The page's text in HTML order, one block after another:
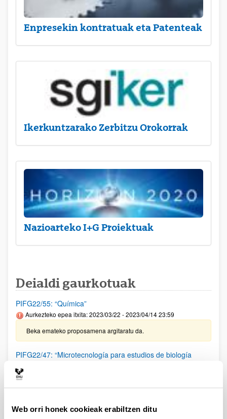
Web orri honek cookieak erabiltzen ditu
Enpresekin kontratuak eta Patenteak
Ikerkuntzarako Zerbitzu Orokorrak
Nazioarteko I+G Proiektuak
Deialdi gaurkotuak
PIFG22/55: “Química”
Aurkezteko epea itxita: 2023/03/22 - 2023/04/14 23:59
Beka emateko proposamena argitaratu da.
PIFG22/47: “Microtecnología para estudios de biología